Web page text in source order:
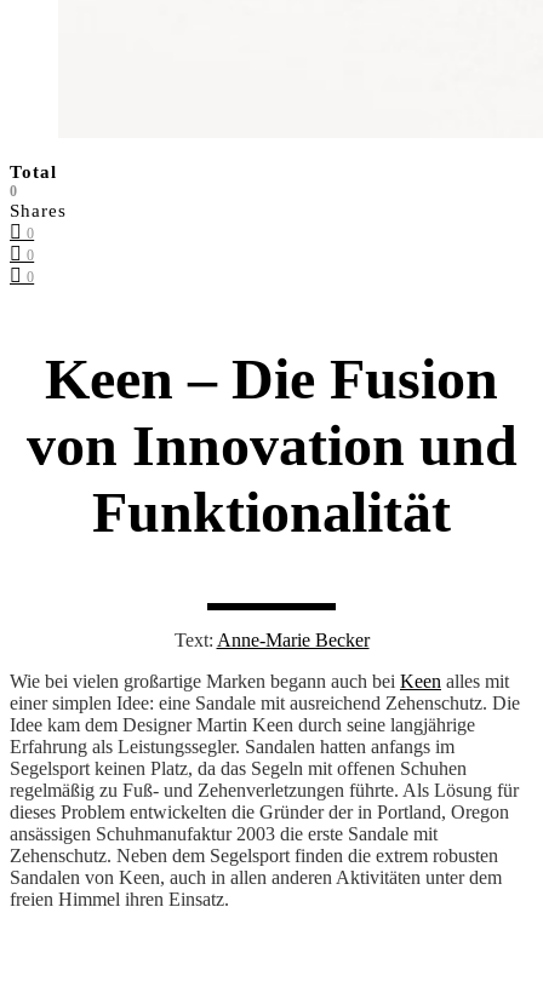
Total
0
Shares
0
0
0
Keen – Die Fusion
von Innovation und
Funktionalität
Text: Anne-Marie Becker
Wie bei vielen großartige Marken begann auch bei Keen alles mit
einer simplen Idee: eine Sandale mit ausreichend Zehenschutz. Die
Idee kam dem Designer Martin Keen durch seine langjährige
Erfahrung als Leistungssegler. Sandalen hatten anfangs im
Segelsport keinen Platz, da das Segeln mit offenen Schuhen
regelmäßig zu Fuß- und Zehenverletzungen führte. Als Lösung für
dieses Problem entwickelten die Gründer der in Portland, Oregon
ansässigen Schuhmanufaktur 2003 die erste Sandale mit
Zehenschutz. Neben dem Segelsport finden die extrem robusten
Sandalen von Keen, auch in allen anderen Aktivitäten unter dem
freien Himmel ihren Einsatz.